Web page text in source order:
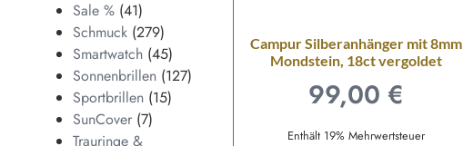
Sale % (41)
Schmuck (279)
Smartwatch (45)
Sonnenbrillen (127)
Sportbrillen (15)
SunCover (7)
Trauringe &
Campur Silberanhänger mit 8mm
Mondstein, 18ct vergoldet
99,00 €
Enthält 19% Mehrwertsteuer